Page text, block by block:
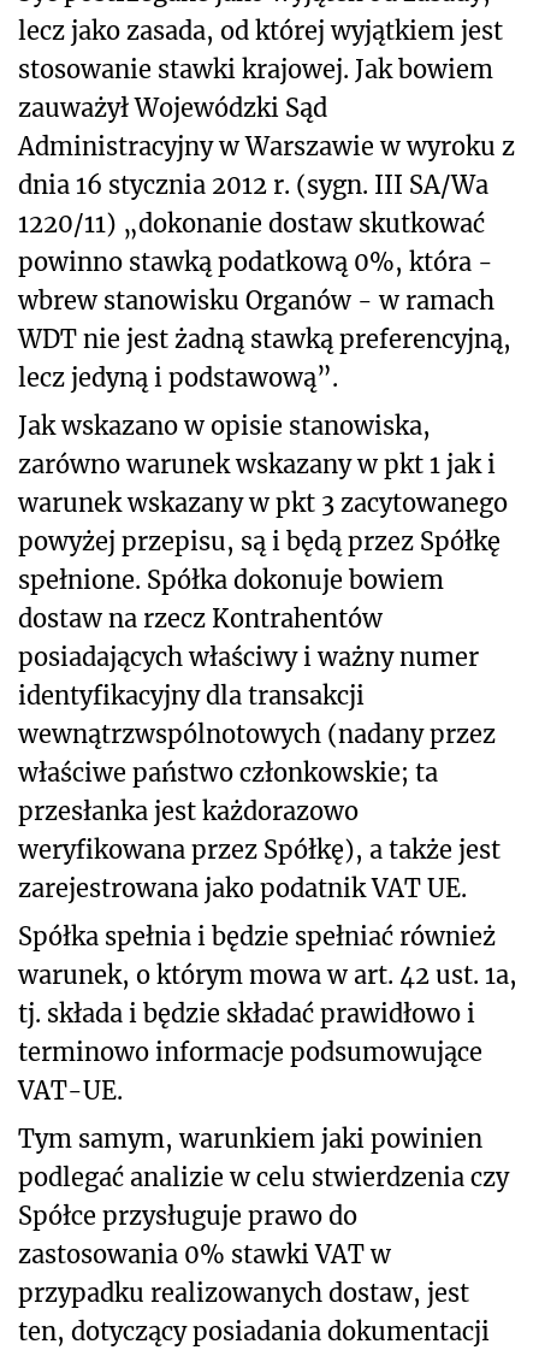
lecz jako zasada, od której wyjątkiem jest
stosowanie stawki krajowej. Jak bowiem
zauważył Wojewódzki Sąd
Administracyjny w Warszawie w wyroku z
dnia 16 stycznia 2012 r. (sygn. III SA/Wa
1220/11) „dokonanie dostaw skutkować
powinno stawką podatkową 0%, która -
wbrew stanowisku Organów - w ramach
WDT nie jest żadną stawką preferencyjną,
lecz jedyną i podstawową”.
Jak wskazano w opisie stanowiska,
zarówno warunek wskazany w pkt 1 jak i
warunek wskazany w pkt 3 zacytowanego
powyżej przepisu, są i będą przez Spółkę
spełnione. Spółka dokonuje bowiem
dostaw na rzecz Kontrahentów
posiadających właściwy i ważny numer
identyfikacyjny dla transakcji
wewnątrzwspólnotowych (nadany przez
właściwe państwo członkowskie; ta
przesłanka jest każdorazowo
weryfikowana przez Spółkę), a także jest
zarejestrowana jako podatnik VAT UE.
Spółka spełnia i będzie spełniać również
warunek, o którym mowa w art. 42 ust. 1a,
tj. składa i będzie składać prawidłowo i
terminowo informacje podsumowujące
VAT-UE.
Tym samym, warunkiem jaki powinien
podlegać analizie w celu stwierdzenia czy
Spółce przysługuje prawo do
zastosowania 0% stawki VAT w
przypadku realizowanych dostaw, jest
ten, dotyczący posiadania dokumentacji